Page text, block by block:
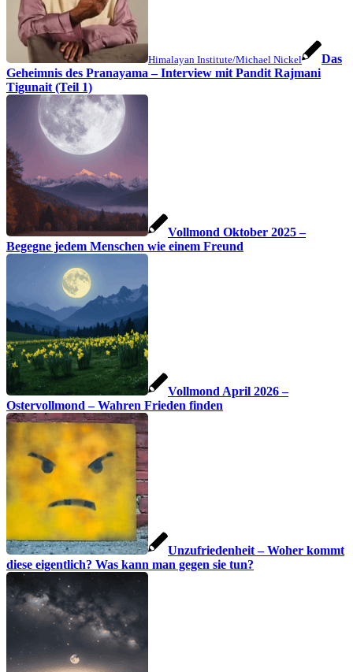
Himalayan Institute/Michael Nickel
Das
Geheimnis des Pranayama – Interview mit Pandit Rajmani
Tigunait (Teil 1)
Vollmond Oktober 2025 –
Begegne jedem Menschen wie einem Freund
Vollmond April 2026 –
Ostervollmond – Wahren Frieden finden
Unzufriedenheit – Woher kommt
diese eigentlich? Was kann man gegen sie tun?